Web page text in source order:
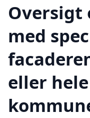
Oversigt
med
eller